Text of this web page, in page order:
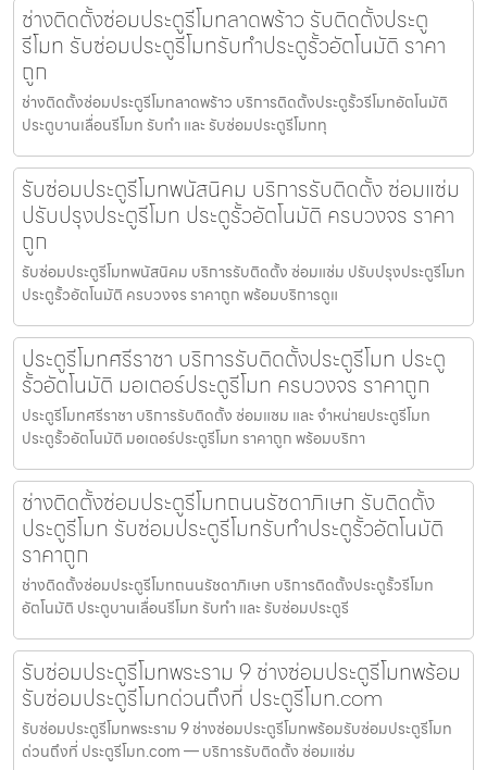
ช่างติดตั้งซ่อมประตูรีโมทลาดพร้าว รับติดตั้งประตู
รีโมท รับซ่อมประตูรีโมทรับทำประตูรั้วอัตโนมัติ ราคา
ถูก
ช่างติดตั้งซ่อมประตูรีโมทลาดพร้าว บริการติดตั้งประตูรั้วรีโมทอัตโนมัติ
ประตูบานเลื่อนรีโมท รับทำ และ รับซ่อมประตูรีโมททุ
รับซ่อมประตูรีโมทพนัสนิคม บริการรับติดตั้ง ซ่อมแซ่ม
ปรับปรุงประตูรีโมท ประตูรั้วอัตโนมัติ ครบวงจร ราคา
ถูก
รับซ่อมประตูรีโมทพนัสนิคม บริการรับติดตั้ง ซ่อมแซ่ม ปรับปรุงประตูรีโมท
ประตูรั้วอัตโนมัติ ครบวงจร ราคาถูก พร้อมบริการดูแ
ประตูรีโมทศรีราชา บริการรับติดตั้งประตูรีโมท ประตู
รั้วอัตโนมัติ มอเตอร์ประตูรีโมท ครบวงจร ราคาถูก
ประตูรีโมทศรีราชา บริการรับติดตั้ง ซ่อมแซม และ จำหน่ายประตูรีโมท
ประตูรั้วอัตโนมัติ มอเตอร์ประตูรีโมท ราคาถูก พร้อมบริกา
ช่างติดตั้งซ่อมประตูรีโมทถนนรัชดาภิเษก รับติดตั้ง
ประตูรีโมท รับซ่อมประตูรีโมทรับทำประตูรั้วอัตโนมัติ
ราคาถูก
ช่างติดตั้งซ่อมประตูรีโมทถนนรัชดาภิเษก บริการติดตั้งประตูรั้วรีโมท
อัตโนมัติ ประตูบานเลื่อนรีโมท รับทำ และ รับซ่อมประตูรี
รับซ่อมประตูรีโมทพระราม 9 ช่างซ่อมประตูรีโมทพร้อม
รับซ่อมประตูรีโมทด่วนถึงที่ ประตูรีโมท.com
รับซ่อมประตูรีโมทพระราม 9 ช่างซ่อมประตูรีโมทพร้อมรับซ่อมประตูรีโมท
ด่วนถึงที่ ประตูรีโมท.com — บริการรับติดตั้ง ซ่อมแซ่ม